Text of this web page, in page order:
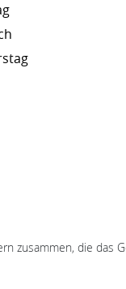
zusammen, die das